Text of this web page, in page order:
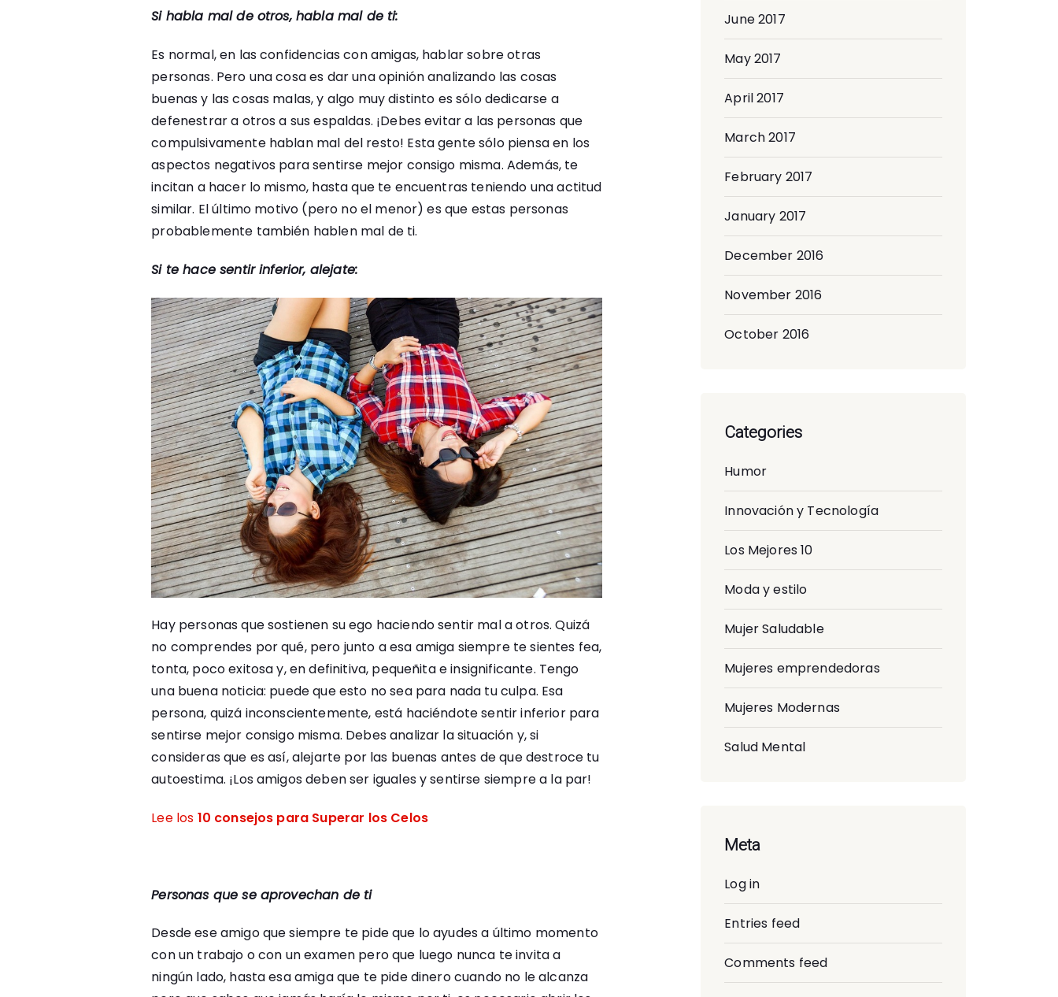
Si habla mal de otros, habla mal de ti:
Es normal, en las confidencias con amigas, hablar sobre otras
personas. Pero una cosa es dar una opinión analizando las cosas
buenas y las cosas malas, y algo muy distinto es sólo dedicarse a
defenestrar a otros a sus espaldas. ¡Debes evitar a las personas que
compulsivamente hablan mal del resto! Esta gente sólo piensa en los
aspectos negativos para sentirse mejor consigo misma. Además, te
incitan a hacer lo mismo, hasta que te encuentras teniendo una actitud
similar. El último motivo (pero no el menor) es que estas personas
probablemente también hablen mal de ti.
Si te hace sentir inferior, alejate:
Hay personas que sostienen su ego haciendo sentir mal a otros. Quizá
no comprendes por qué, pero junto a esa amiga siempre te sientes fea,
tonta, poco exitosa y, en definitiva, pequeñita e insignificante. Tengo
una buena noticia: puede que esto no sea para nada tu culpa. Esa
persona, quizá inconscientemente, está haciéndote sentir inferior para
sentirse mejor consigo misma. Debes analizar la situación y, si
consideras que es así, alejarte por las buenas antes de que destroce tu
autoestima. ¡Los amigos deben ser iguales y sentirse siempre a la par!
Lee los 10 consejos para Superar los Celos
Personas que se aprovechan de ti
Desde ese amigo que siempre te pide que lo ayudes a último momento
con un trabajo o con un examen pero que luego nunca te invita a
ningún lado, hasta esa amiga que te pide dinero cuando no le alcanza
June 2017
May 2017
April 2017
March 2017
February 2017
January 2017
December 2016
November 2016
October 2016
Categories
Humor
Innovación y Tecnología
Los Mejores 10
Moda y estilo
Mujer Saludable
Mujeres emprendedoras
Mujeres Modernas
Salud Mental
Meta
Log in
Entries feed
Comments feed